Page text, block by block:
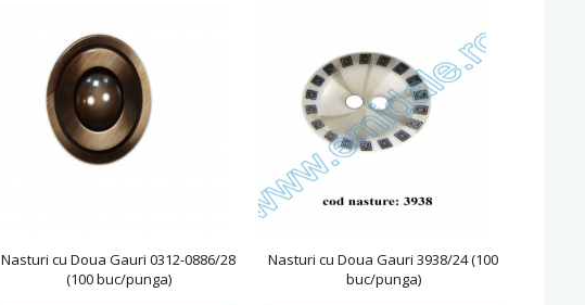
Nasturi cu Doua Gauri 0312-0886/28
(100 buc/punga)
Nasturi cu Doua Gauri 3938/24 (100
buc/punga)